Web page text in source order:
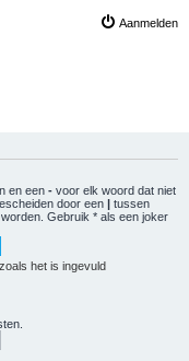
Aanmelden
en een - voor elk woord dat niet
door een | tussen
Gebruik * als een joker
het is ingevuld